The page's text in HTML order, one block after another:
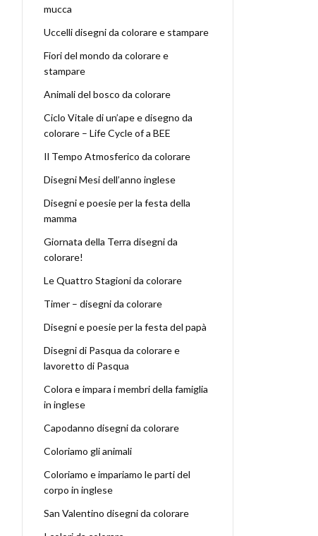
mucca
Uccelli disegni da colorare e stampare
Fiori del mondo da colorare e
stampare
Animali del bosco da colorare
Ciclo Vitale di un’ape e disegno da
colorare – Life Cycle of a BEE
Il Tempo Atmosferico da colorare
Disegni Mesi dell’anno inglese
Disegni e poesie per la festa della
mamma
Giornata della Terra disegni da
colorare!
Le Quattro Stagioni da colorare
Timer – disegni da colorare
Disegni e poesie per la festa del papà
Disegni di Pasqua da colorare e
lavoretto di Pasqua
Colora e impara i membri della famiglia
in inglese
Capodanno disegni da colorare
Coloriamo gli animali
Coloriamo e impariamo le parti del
corpo in inglese
San Valentino disegni da colorare